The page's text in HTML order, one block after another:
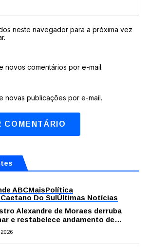
neste navegador para a próxima vez
novos comentários por e-mail.
novas publicações por e-mail.
ABCMaisPolítica
Do SulÚltimas Notícias
Alexandre de Moraes derruba
e restabelece andamento de
processante contra vereador